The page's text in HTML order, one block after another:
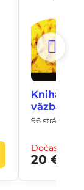
Kniha
väzba
96 strán,
Dočasne
20 €